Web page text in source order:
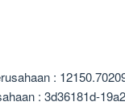
:
: 3d36181d-